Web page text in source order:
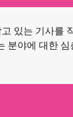
있는 기사를
분야에 대한